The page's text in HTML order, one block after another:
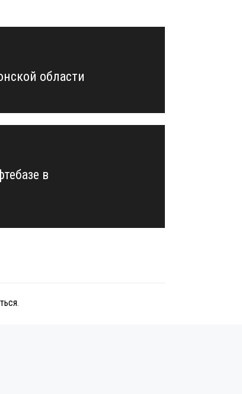
области
в
.